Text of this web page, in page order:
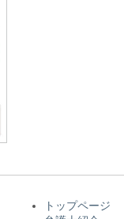
トップページ